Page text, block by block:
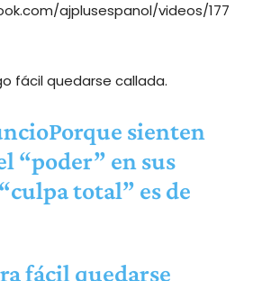
ajplusespanol/videos/177
fácil quedarse callada.
sienten
“poder” en sus
total” es de
fácil quedarse